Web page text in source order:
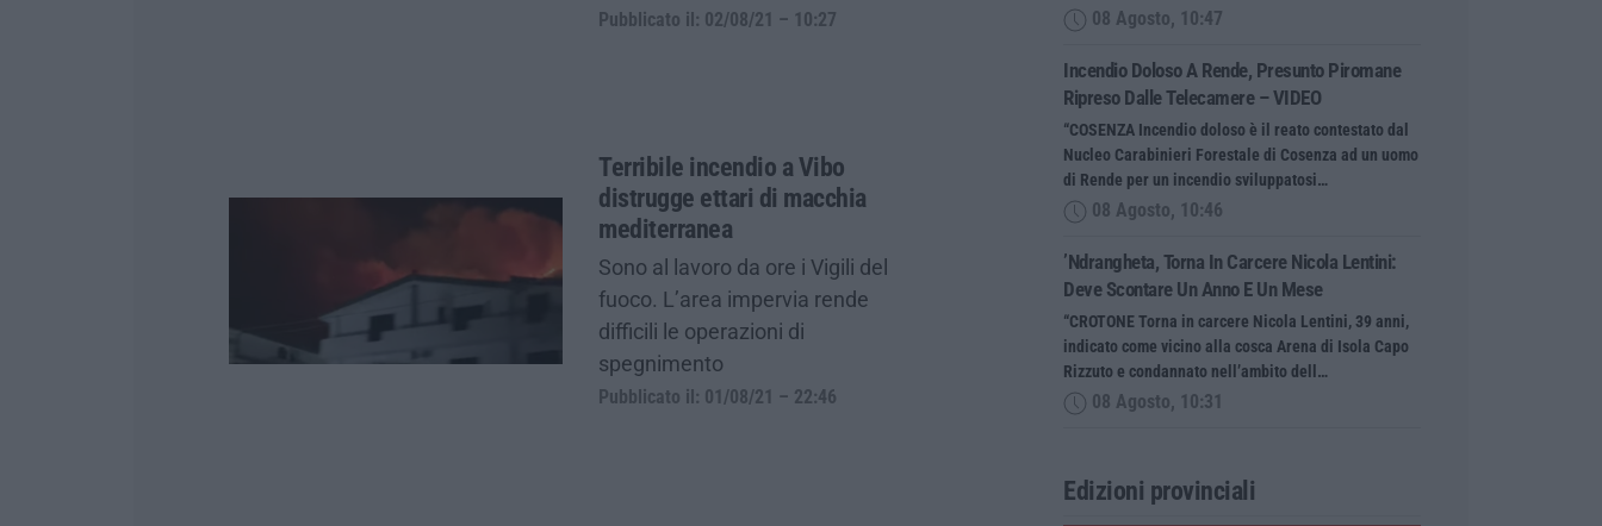
Pubblicato il: 02/08/21 – 10:27
Terribile incendio a Vibo
distrugge ettari di macchia
mediterranea
Sono al lavoro da ore i Vigili del
fuoco. L’area impervia rende
difficili le operazioni di
spegnimento
Pubblicato il: 01/08/21 – 22:46
08 Agosto, 10:47
Incendio Doloso A Rende, Presunto Piromane
Ripreso Dalle Telecamere – VIDEO
“COSENZA Incendio doloso è il reato contestato dal
Nucleo Carabinieri Forestale di Cosenza ad un uomo
di Rende per un incendio sviluppatosi…
08 Agosto, 10:46
’Ndrangheta, Torna In Carcere Nicola Lentini:
Deve Scontare Un Anno E Un Mese
“CROTONE Torna in carcere Nicola Lentini, 39 anni,
indicato come vicino alla cosca Arena di Isola Capo
Rizzuto e condannato nell’ambito dell…
08 Agosto, 10:31
Edizioni provinciali